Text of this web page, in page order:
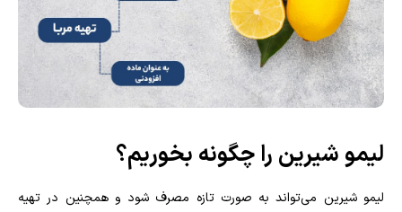
لیمو شیرین را چگونه بخوریم؟
لیمو شیرین می‌تواند به صورت تازه مصرف شود و همچنین در تهیه